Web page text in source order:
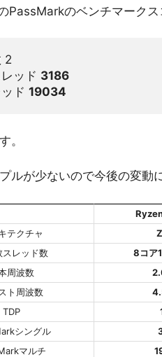
PassMarkのベンチマークス
2
ッド 3186
ド 19034
。
ルが少ないので今後の変動
テクチャ
スレッド数
8コア
周波数
ト周波数
TDP
シングル
マルチ